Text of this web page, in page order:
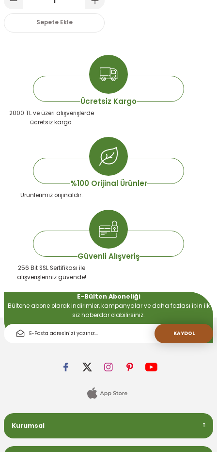
Sepete Ekle
Ücretsiz Kargo
2000 TL ve üzeri alışverişlerde
ücretsiz kargo.
%100 Orijinal Ürünler
Ürünlerimiz orijinaldir.
Güvenli Alışveriş
256 Bit SSL Sertifikası ile
alışverişleriniz güvende!
E-Bülten Aboneliği
Bültene abone olarak indirimler, kampanyalar ve daha fazlası için ilk
siz haberdar olabilirsiniz.
KAYDOL
Kurumsal